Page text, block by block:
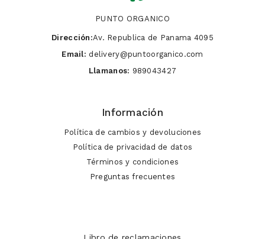
PUNTO ORGANICO
Dirección:Av. Republica de Panama 4095
Email: delivery@puntoorganico.com
Llamanos: 989043427
Información
Política de cambios y devoluciones
Política de privacidad de datos
Términos y condiciones
Preguntas frecuentes